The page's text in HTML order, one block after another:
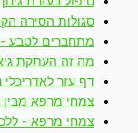
סגולות הסירה
מתחברים לטבע -
מה זה העתקת
דף עזר לאדריכלי
צמחי מרפא
צמחי מרפא -